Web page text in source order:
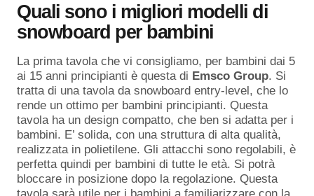
Quali sono i migliori modelli di
snowboard per bambini
La prima tavola che vi consigliamo, per bambini dai 5
ai 15 anni principianti è questa di Emsco Group. Si
tratta di una tavola da snowboard entry-level, che lo
rende un ottimo per bambini principianti. Questa
tavola ha un design compatto, che ben si adatta per i
bambini. E’ solida, con una struttura di alta qualità,
realizzata in polietilene. Gli attacchi sono regolabili, è
perfetta quindi per bambini di tutte le età. Si potrà
bloccare in posizione dopo la regolazione. Questa
tavola sarà utile per i bambini a familiarizzare con la